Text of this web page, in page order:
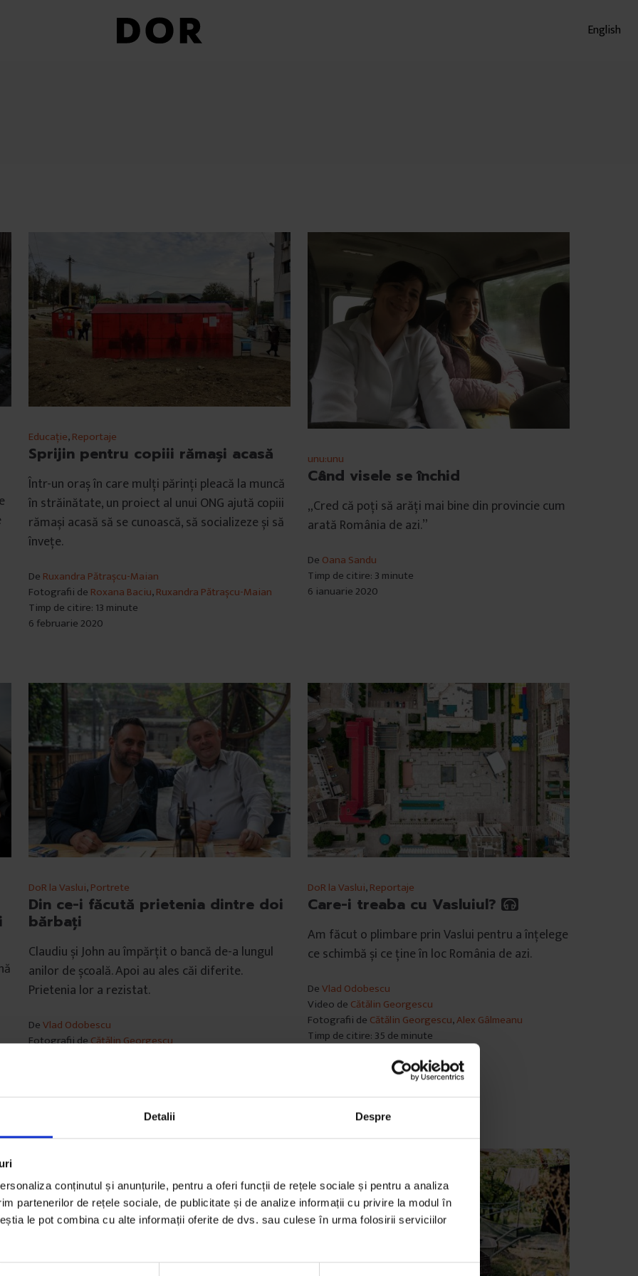
Detalii Despre
conținutul și anunțurile, pentru a oferi funcții de rețele sociale și pentru a analiza
partenerilor de rețele sociale, de publicitate și de analize informații cu privire la modul în
le pot combina cu alte informații oferite de dvs. sau culese în urma folosirii serviciilor
English
Educație,Reportaje
Sprijin pentru copiii rămași acasă
Într-un oraș în care mulți părinți pleacă la muncă
în străinătate, un proiect al unui ONG ajută copiii
rămași acasă să se cunoască, să socializeze și să
învețe.
De Ruxandra Pătrașcu-Maian
Fotografii de Roxana Baciu,Ruxandra Pătrașcu-Maian
Timp de citire: 13 minute
6 februarie 2020
unu:unu
Când visele se închid
„Cred că poți să arăți mai bine din provincie cum
arată România de azi.”
De Oana Sandu
Timp de citire: 3 minute
6 ianuarie 2020
DoR la Vaslui,Portrete
Din ce-i făcută prietenia dintre doi
bărbați
Claudiu și John au împărțit o bancă de-a lungul
anilor de școală. Apoi au ales căi diferite.
Prietenia lor a rezistat.
DeVlad Odobescu
Fotografii deCătălin Georgescu
DoR la Vaslui,Reportaje
Care-i treaba cu Vasluiul?
Am făcut o plimbare prin Vaslui pentru a înțelege
ce schimbă și ce ține în loc România de azi.
DeVlad Odobescu
Video de Cătălin Georgescu
Fotografii de Cătălin Georgescu,Alex Gâlmeanu
Timp de citire: 35 de minute